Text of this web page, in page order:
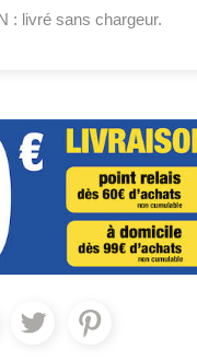
: livré sans chargeur.